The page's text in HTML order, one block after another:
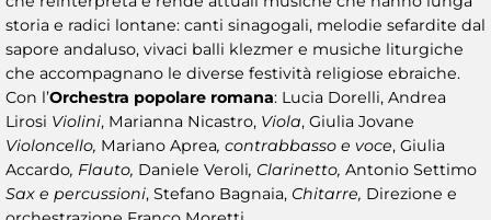
storia e radici lontane: canti sinagogali, melodie sefardite dal
sapore andaluso, vivaci balli klezmer e musiche liturgiche
che accompagnano le diverse festività religiose ebraiche.
Con l’Orchestra popolare romana: Lucia Dorelli, Andrea
Lirosi Violini, Marianna Nicastro, Viola, Giulia Jovane
Violoncello, Mariano Aprea, contrabbasso e voce, Giulia
Accardo, Flauto, Daniele Veroli, Clarinetto, Antonio Settimo
Sax e percussioni, Stefano Bagnaia, Chitarre, Direzione e